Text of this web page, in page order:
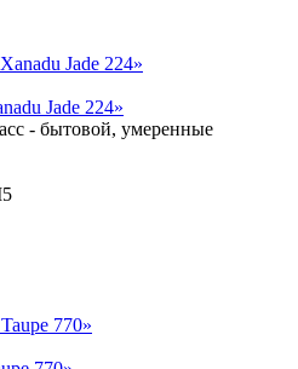
Jade 224»
- бытовой, умеренные